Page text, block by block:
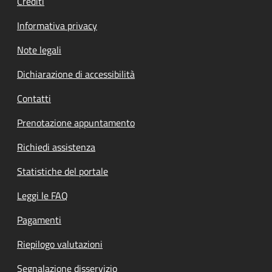
Informativa privacy
Note legali
Dichiarazione di accessibilità
Contatti
Prenotazione appuntamento
Richiedi assistenza
Statistiche del portale
Leggi le FAQ
Pagamenti
Riepilogo valutazioni
Segnalazione disservizio